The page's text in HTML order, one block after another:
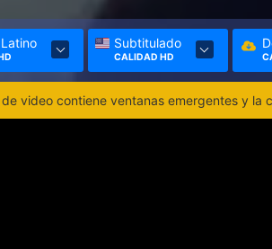
Subtitulado
CALIDAD HD
video contiene ventanas emergentes y la